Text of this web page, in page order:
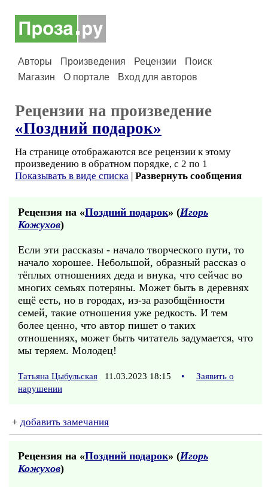
Авторы Произведения Рецензии
Поиск
Магазин
О портале Вход для авторов
Рецензии на произведение
«Поздний подарок»
На странице отображаются все рецензии к этому
произведению в обратном порядке, с 2 по 1
Показывать в виде списка | Развернуть сообщения
Рецензия на «Поздний подарок» (Игорь
Кожухов)
Если эти рассказы - начало творческого пути, то
начало хорошее. Небольшой, образный рассказ о
тёплых отношениях деда и внука, что сейчас во
многих семьях потеряны. Может быть в деревнях
ещё есть, но в городах, из-за разобщённости
семей, такие отношения уже редкость. И тем
более ценно, что автор пишет о таких
отношениях, может быть читатель задумается, что
мы теряем. Молодец!
Татьяна Цыбульская 11.03.2023 18:15 •
Заявить о
нарушении
+ добавить замечания
Рецензия на «Поздний подарок» (Игорь
Кожухов)